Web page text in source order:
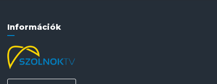
Információk